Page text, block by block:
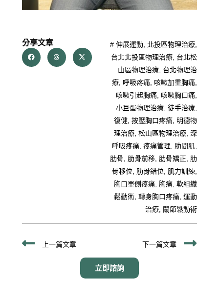
分享文章 # 伸展運動,北投區物理治療,
台北北投區物理治療, 台北松
山區物理治療, 台北物理治
療, 呼吸疼痛, 咳嗽加重胸痛,
咳嗽引起胸痛, 咳嗽胸口痛,
小巨蛋物理治療,徒手治療,
復健,按壓胸口疼痛, 明德物
理治療,松山區物理治療,深
呼吸疼痛,疼痛管理, 肋間肌,
肋骨, 肋骨前移, 肋骨矯正, 肋
骨移位, 肋骨錯位, 肌力訓練,
胸口單側疼痛, 胸痛,軟組織
鬆動術,轉身胸口疼痛,運動
治療, 關節鬆動術
上一頁
上一篇文章 下一篇文章 下
立即諮詢